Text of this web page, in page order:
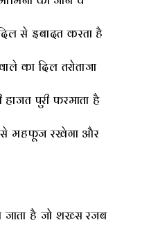
से इबादत करता है
का दिल तरोताजा
पुरी फरमाता है
से महफूज रखेगा और
है जो शख्स रजब